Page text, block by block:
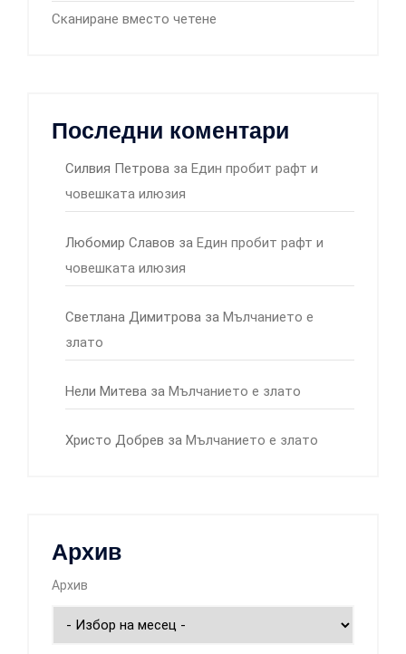
Сканиране вместо четене
Последни коментари
Силвия Петрова за Един пробит рафт и
човешката илюзия
Любомир Славов за Един пробит рафт и
човешката илюзия
Светлана Димитрова за Мълчанието е
злато
Нели Митева за Мълчанието е злато
Христо Добрев за Мълчанието е злато
Архив
Архив